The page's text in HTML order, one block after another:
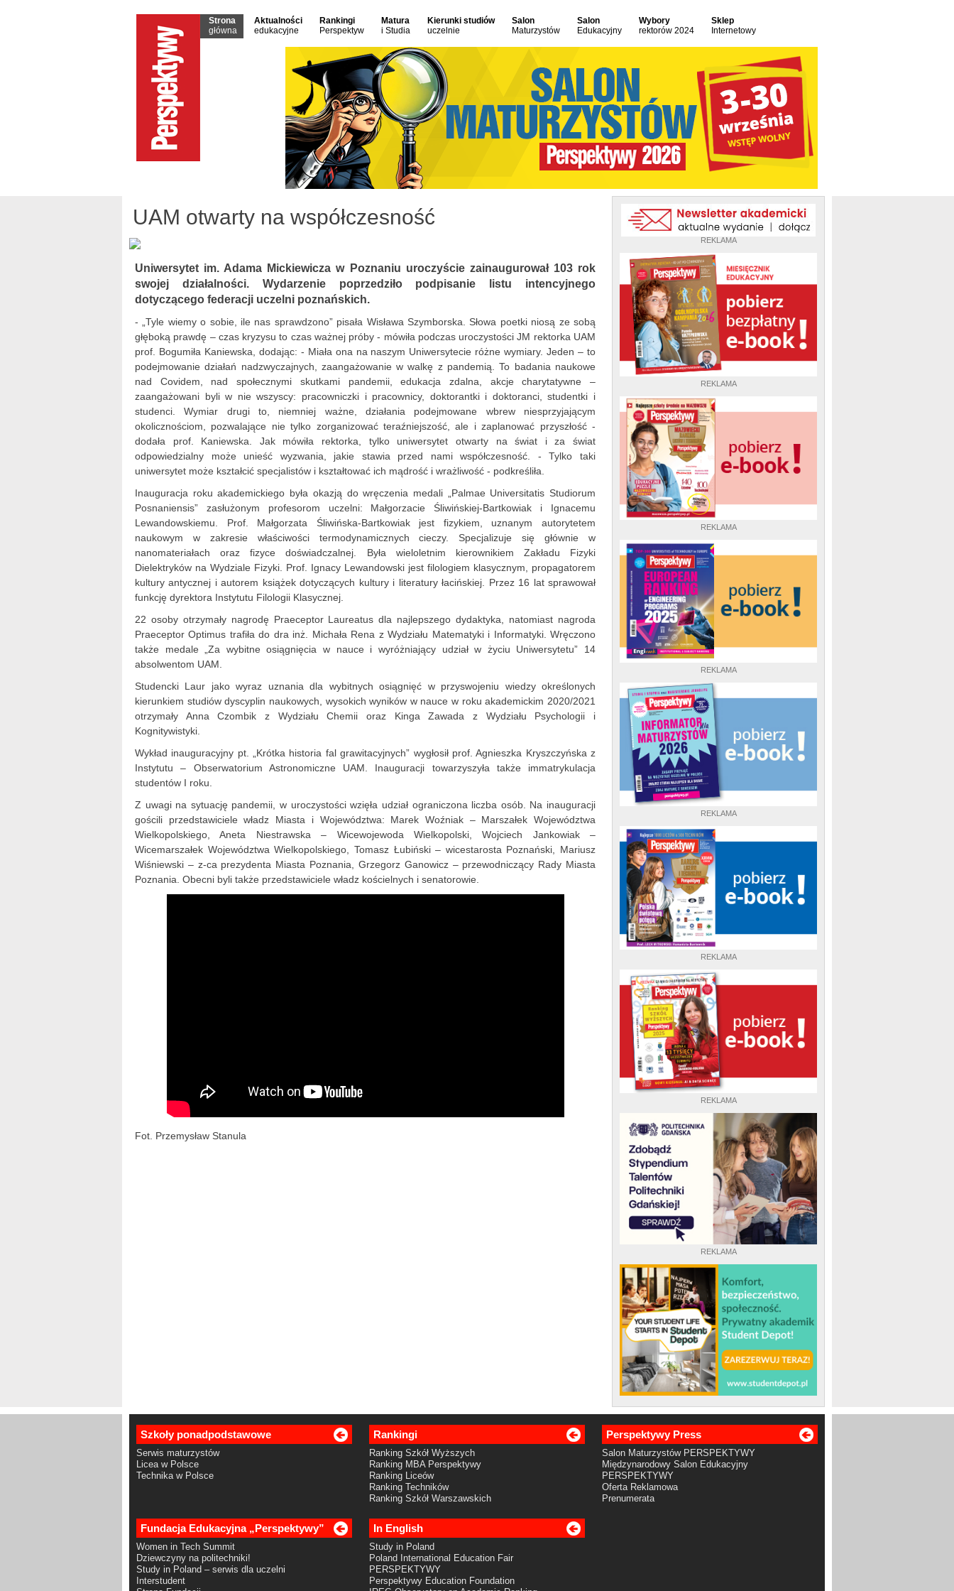
Strona
główna
Aktualności
edukacyjne
Rankingi
Perspektyw
Matura
i Studia
Kierunki studiów
uczelnie
Salon
Maturzystów
Salon
Edukacyjny
Wybory
rektorów 2024
Sklep
Internetowy
REKLAMA
REKLAMA
REKLAMA
REKLAMA
REKLAMA
REKLAMA
REKLAMA
REKLAMA
UAM otwarty na współczesność
Uniwersytet im. Adama Mickiewicza w Poznaniu uroczyście zainaugurował 103 rok
swojej działalności. Wydarzenie poprzedziło podpisanie listu intencyjnego
dotyczącego federacji uczelni poznańskich.
- „Tyle wiemy o sobie, ile nas sprawdzono” pisała Wisława Szymborska. Słowa poetki niosą ze sobą
głęboką prawdę – czas kryzysu to czas ważnej próby - mówiła podczas uroczystości JM rektorka UAM
prof. Bogumiła Kaniewska, dodając: - Miała ona na naszym Uniwersytecie różne wymiary. Jeden – to
podejmowanie działań nadzwyczajnych, zaangażowanie w walkę z pandemią. To badania naukowe
nad Covidem, nad społecznymi skutkami pandemii, edukacja zdalna, akcje charytatywne –
zaangażowani byli w nie wszyscy: pracowniczki i pracownicy, doktorantki i doktoranci, studentki i
studenci. Wymiar drugi to, niemniej ważne, działania podejmowane wbrew niesprzyjającym
okolicznościom, pozwalające nie tylko zorganizować teraźniejszość, ale i zaplanować przyszłość -
dodała prof. Kaniewska. Jak mówiła rektorka, tylko uniwersytet otwarty na świat i za świat
odpowiedzialny może unieść wyzwania, jakie stawia przed nami współczesność. - Tylko taki
uniwersytet może kształcić specjalistów i kształtować ich mądrość i wrażliwość - podkreśliła.
Inauguracja roku akademickiego była okazją do wręczenia medali „Palmae Universitatis Studiorum
Posnaniensis” zasłużonym profesorom uczelni: Małgorzacie Śliwińskiej-Bartkowiak i Ignacemu
Lewandowskiemu. Prof. Małgorzata Śliwińska-Bartkowiak jest fizykiem, uznanym autorytetem
naukowym w zakresie właściwości termodynamicznych cieczy. Specjalizuje się głównie w
nanomateriałach oraz fizyce doświadczalnej. Była wieloletnim kierownikiem Zakładu Fizyki
Dielektryków na Wydziale Fizyki. Prof. Ignacy Lewandowski jest filologiem klasycznym, propagatorem
kultury antycznej i autorem książek dotyczących kultury i literatury łacińskiej. Przez 16 lat sprawował
funkcję dyrektora Instytutu Filologii Klasycznej.
22 osoby otrzymały nagrodę Praeceptor Laureatus dla najlepszego dydaktyka, natomiast nagroda
Praeceptor Optimus trafiła do dra inż. Michała Rena z Wydziału Matematyki i Informatyki. Wręczono
także medale „Za wybitne osiągnięcia w nauce i wyróżniający udział w życiu Uniwersytetu” 14
absolwentom UAM.
Studencki Laur jako wyraz uznania dla wybitnych osiągnięć w przyswojeniu wiedzy określonych
kierunkiem studiów dyscyplin naukowych, wysokich wyników w nauce w roku akademickim 2020/2021
otrzymały Anna Czombik z Wydziału Chemii oraz Kinga Zawada z Wydziału Psychologii i
Kognitywistyki.
Wykład inauguracyjny pt. „Krótka historia fal grawitacyjnych” wygłosił prof. Agnieszka Kryszczyńska z
Instytutu – Obserwatorium Astronomiczne UAM. Inauguracji towarzyszyła także immatrykulacja
studentów I roku.
Z uwagi na sytuację pandemii, w uroczystości wzięła udział ograniczona liczba osób. Na inauguracji
gościli przedstawiciele władz Miasta i Województwa: Marek Woźniak – Marszałek Województwa
Wielkopolskiego, Aneta Niestrawska – Wicewojewoda Wielkopolski, Wojciech Jankowiak –
Wicemarszałek Województwa Wielkopolskiego, Tomasz Łubiński – wicestarosta Poznański, Mariusz
Wiśniewski – z-ca prezydenta Miasta Poznania, Grzegorz Ganowicz – przewodniczący Rady Miasta
Poznania. Obecni byli także przedstawiciele władz kościelnych i senatorowie.
Fot. Przemysław Stanula
Szkoły ponadpodstawowe
Serwis maturzystów
Licea w Polsce
Technika w Polsce
Rankingi
Ranking Szkół Wyższych
Ranking MBA Perspektywy
Ranking Liceów
Ranking Techników
Ranking Szkół Warszawskich
Perspektywy Press
Salon Maturzystów PERSPEKTYWY
Międzynarodowy Salon Edukacyjny
PERSPEKTYWY
Oferta Reklamowa
Prenumerata
Fundacja Edukacyjna „Perspektywy”
Women in Tech Summit
Dziewczyny na politechniki!
Study in Poland – serwis dla uczelni
Interstudent
In English
Study in Poland
Poland International Education Fair
PERSPEKTYWY
Perspektywy Education Foundation